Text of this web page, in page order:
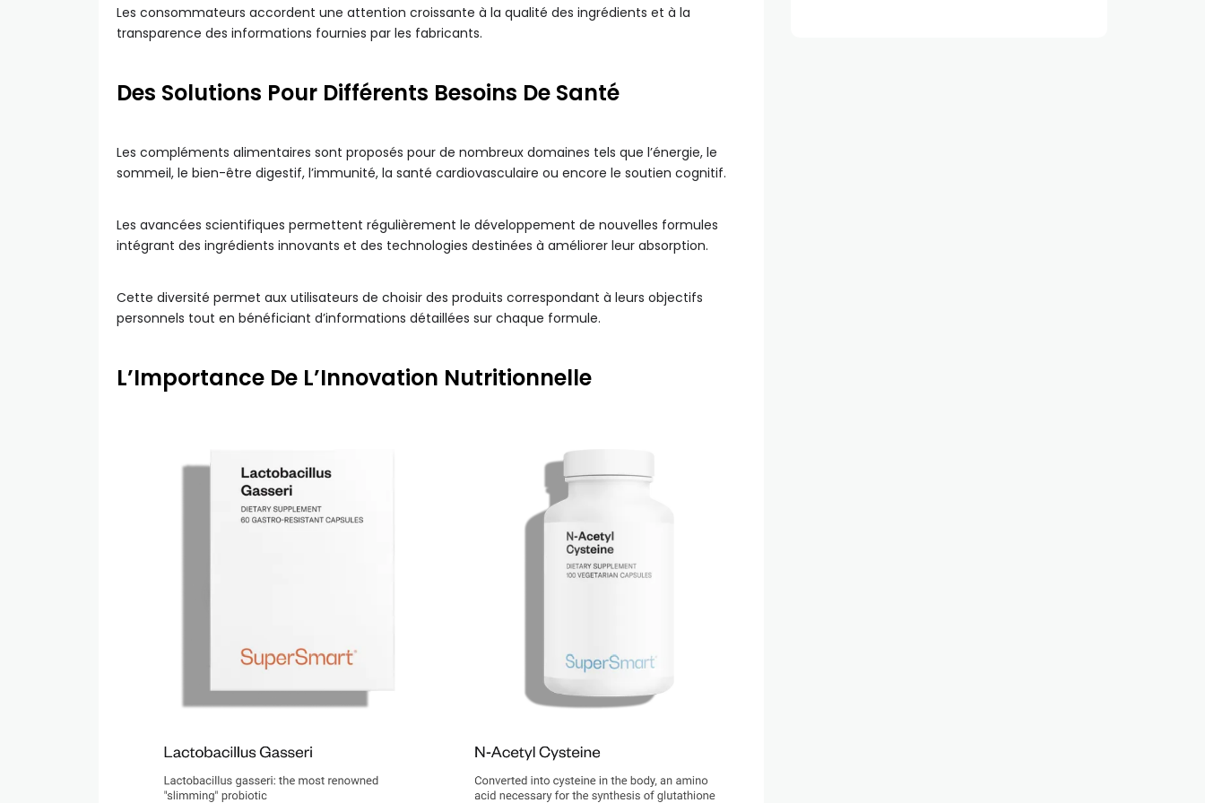
Les consommateurs accordent une attention croissante à la qualité des ingrédients et à la
transparence des informations fournies par les fabricants.
Des Solutions Pour Différents Besoins De Santé
Les compléments alimentaires sont proposés pour de nombreux domaines tels que l’énergie, le
sommeil, le bien-être digestif, l’immunité, la santé cardiovasculaire ou encore le soutien cognitif.
Les avancées scientifiques permettent régulièrement le développement de nouvelles formules
intégrant des ingrédients innovants et des technologies destinées à améliorer leur absorption.
Cette diversité permet aux utilisateurs de choisir des produits correspondant à leurs objectifs
personnels tout en bénéficiant d’informations détaillées sur chaque formule.
L’Importance De L’Innovation Nutritionnelle